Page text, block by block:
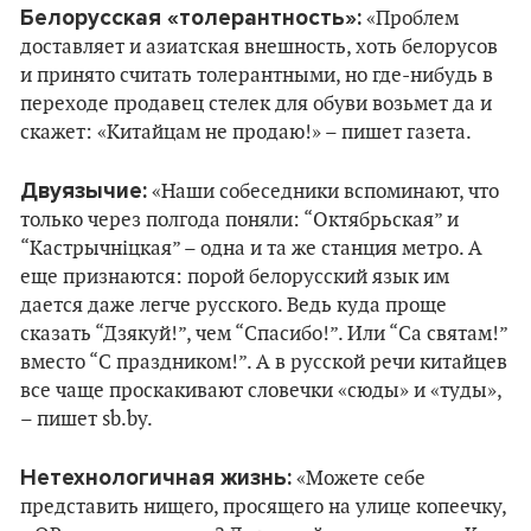
Белорусская «толерантность»: «Проблем
доставляет и азиатская внешность, хоть белорусов
и принято считать толерантными, но где-нибудь в
переходе продавец стелек для обуви возьмет да и
скажет: «Китайцам не продаю!» – пишет газета.
Двуязычие: «Наши собеседники вспоминают, что
только через полгода поняли: “Октябрьская” и
“Кастрычніцкая” – одна и та же станция метро. А
еще признаются: порой белорусский язык им
дается даже легче русского. Ведь куда проще
сказать “Дзякуй!”, чем “Спасибо!”. Или “Са святам!”
вместо “С праздником!”. А в русской речи китайцев
все чаще проскакивают словечки «сюды» и «туды»,
– пишет sb.by.
Нетехнологичная жизнь: «Можете себе
представить нищего, просящего на улице копеечку,